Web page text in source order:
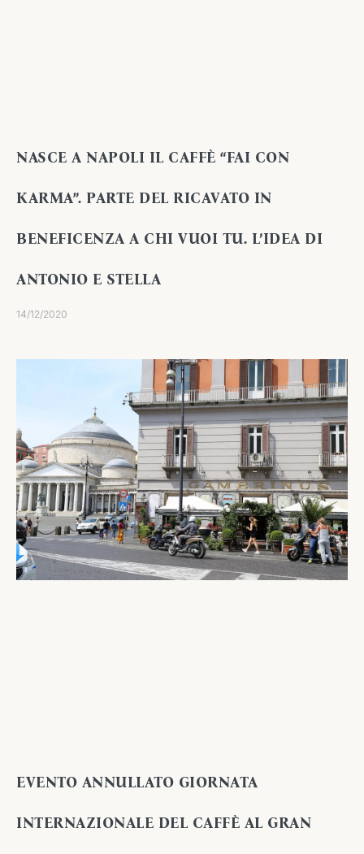
NASCE A NAPOLI IL CAFFÈ “FAI CON
KARMA”. PARTE DEL RICAVATO IN
BENEFICENZA A CHI VUOI TU. L’IDEA DI
ANTONIO E STELLA
14/12/2020
EVENTO ANNULLATO GIORNATA
INTERNAZIONALE DEL CAFFÈ AL GRAN